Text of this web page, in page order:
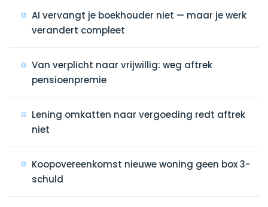
AI vervangt je boekhouder niet — maar je werk
verandert compleet
Van verplicht naar vrijwillig: weg aftrek
pensioenpremie
Lening omkatten naar vergoeding redt aftrek
niet
Koopovereenkomst nieuwe woning geen box 3-
schuld